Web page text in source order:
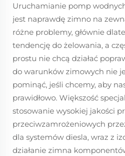
Uruchamianie pomp
jest naprawdę zimno na
różne problemy, głównie
tendencję do żelowania, a
prostu nie chcą działać
do warunków zimowych nie
pominąć, jeśli chcemy, aby
prawidłowo. Większość
stosowanie wysokiej jakości
przeciwzamrożeniowych
dla systemów diesla, wraz z
działanie zimna